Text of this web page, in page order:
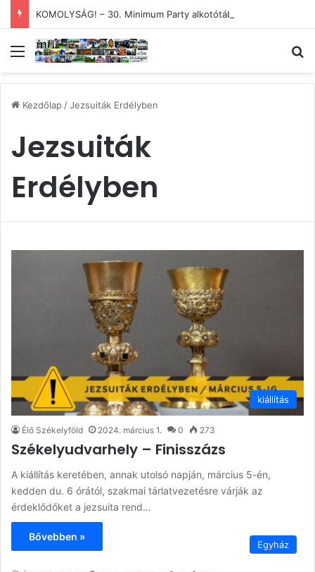
Menü
Kezdőlap/Jezsuiták Erdélyben
Jezsuiták
Erdélyben
kiállítás
Élő Székelyföld 2024. március 1. 0 273
Székelyudvarhely – Finisszázs
A kiállítás keretében, annak utolsó napján, március 5-én,
kedden du. 6 órától, szakmai tárlatvezetésre várják az
érdeklődőket a jezsuita rend…
Bővebben »
Egyház